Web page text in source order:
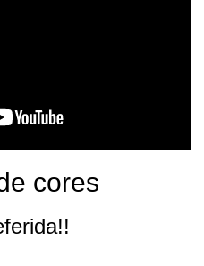
cores